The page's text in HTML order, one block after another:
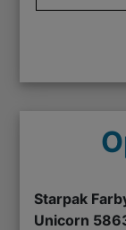
Starpak
Unicorn